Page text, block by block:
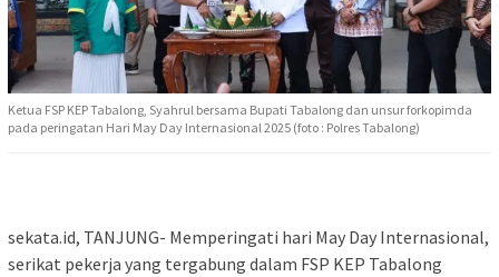
Ketua FSP KEP Tabalong, Syahrul bersama Bupati Tabalong dan unsur forkopimda
pada peringatan Hari May Day Internasional 2025 (foto : Polres Tabalong)
sekata.id, TANJUNG- Memperingati hari May Day Internasional,
serikat pekerja yang tergabung dalam FSP KEP Tabalong